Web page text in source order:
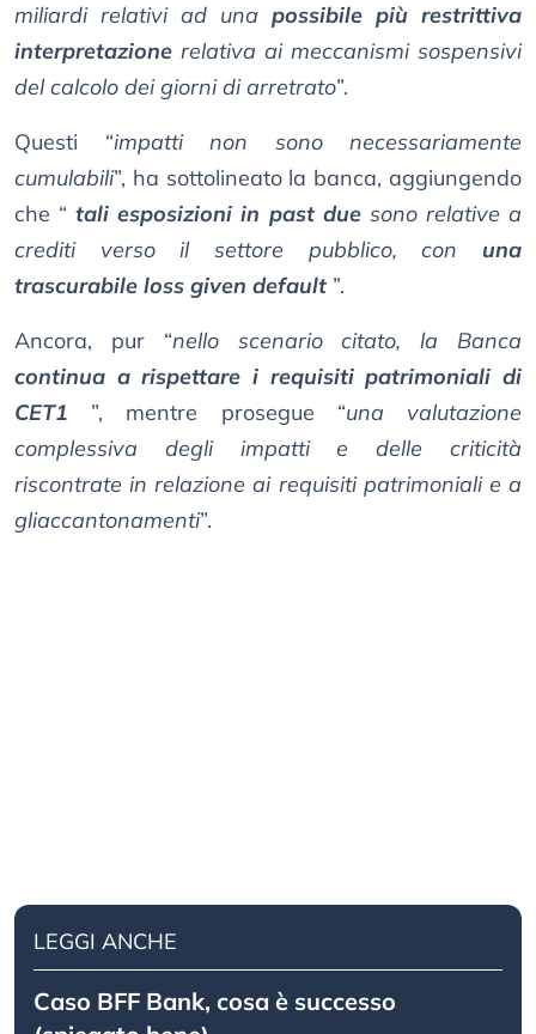
miliardi relativi ad una possibile più restrittiva
interpretazione relativa ai meccanismi sospensivi
del calcolo dei giorni di arretrato”.
Questi “impatti non sono necessariamente
cumulabili”, ha sottolineato la banca, aggiungendo
che “ tali esposizioni in past duesono relative a
crediti verso il settore pubblico, con una
trascurabile loss given default ”.
Ancora, pur “nello scenario citato, la Banca
continua a rispettare i requisiti patrimoniali di
CET1
”, mentre prosegue “una valutazione
complessiva degli impatti e delle criticità
riscontrate in relazione ai requisiti patrimoniali e a
gliaccantonamenti”.
LEGGI ANCHE
Caso BFF Bank, cosa è successo